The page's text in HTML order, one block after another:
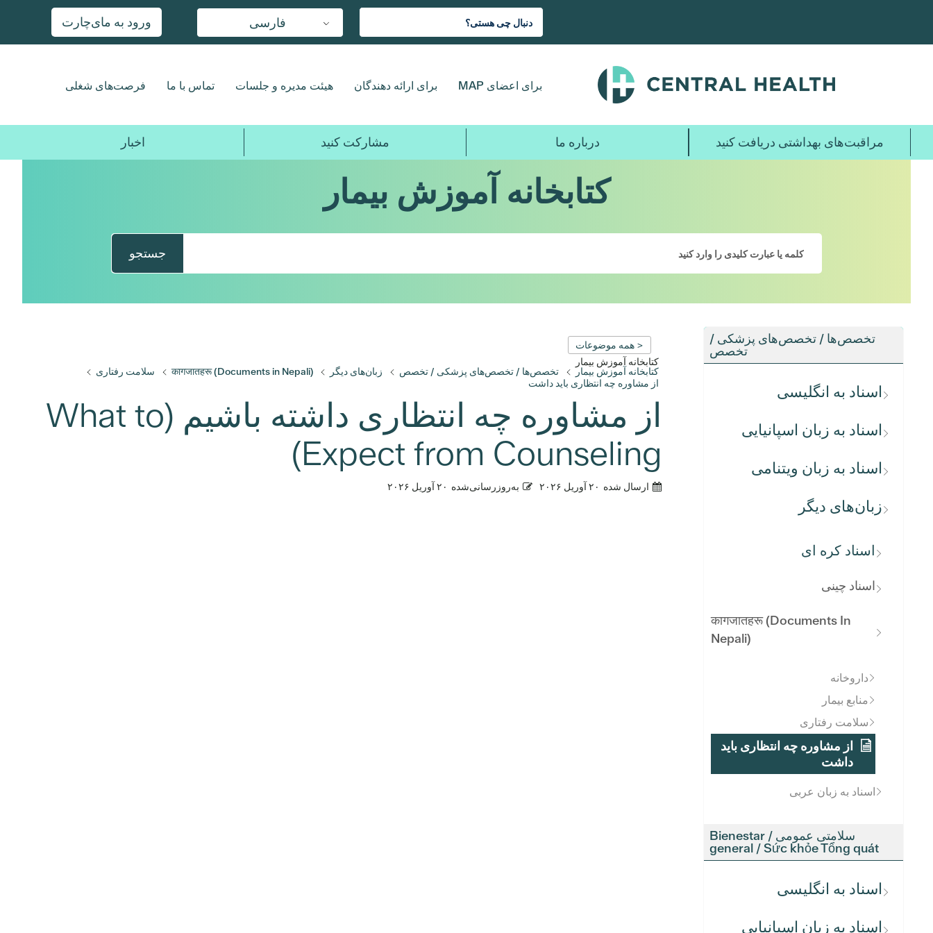
محتوای
فارسی ورود به مای‌چارت
برای اعضای MAP برای ارائه دهندگان هیئت مدیره و جلسات تماس با ما فرصت‌های شغلی
مراقبت‌های بهداشتی دریافت کنید درباره ما مشارکت کنید اخبار
کتابخانه آموزش بیمار
جستجو
تخصص‌ها / تخصص‌های پزشکی /
تخصص
اسناد به انگلیسی
اسناد به زبان اسپانیایی
اسناد به زبان ویتنامی
زبان‌های دیگر
اسناد کره ای
اسناد چینی
कागजातहरू (Documents In
Nepali)
داروخانه
منابع بیمار
سلامت رفتاری
از مشاوره چه انتظاری باید
داشت
اسناد به زبان عربی
سلامتی عمومی / Bienestar
general / Sức khỏe Tổng quát
اسناد به انگلیسی
اسناد به زبان اسپانیایی
< همه موضوعات
کتابخانه آموزش بیمار
کتابخانه آموزش بیمار تخصص‌ها / تخصص‌های پزشکی / تخصص زبان‌های دیگر कागजातहरू (Documents in Nepali)
سلامت رفتاری
از مشاوره چه انتظاری باید داشت
از مشاوره چه انتظاری داشته باشیم (What to
Expect from Counseling)
ارسال شده ۲۰ آوریل ۲۰۲۶ به‌روزرسانی‌شده ۲۰ آوریل ۲۰۲۶